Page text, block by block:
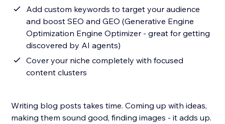
Add custom keywords to target your audience
and boost SEO and GEO (Generative Engine
Optimization Engine Optimizer - great for getting
discovered by AI agents)
Cover your niche completely with focused
content clusters
Writing blog posts takes time. Coming up with ideas,
making them sound good, finding images - it adds up.